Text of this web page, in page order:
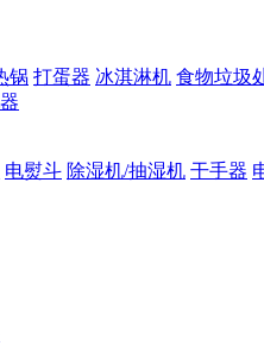
锅 打蛋器 冰淇淋机 食物垃圾
电熨斗 除湿机/抽湿机 干手器